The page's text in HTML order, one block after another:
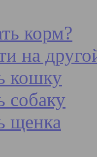
корм?
на
кошку
собаку
щенка